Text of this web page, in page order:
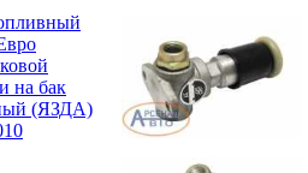
на бак
(ЯЗДА)